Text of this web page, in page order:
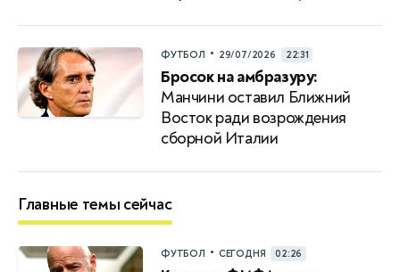
ФУТБОЛ • 29/07/2026 22:31
Бросок на амбразуру:
Манчини оставил Ближний
Восток ради возрождения
сборной Италии
Главные темы сейчас
ФУТБОЛ • СЕГОДНЯ 02:26